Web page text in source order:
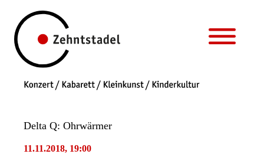
Delta Q: Ohrwärmer
11.11.2018, 19:00